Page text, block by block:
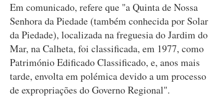
Em comunicado, refere que "a Quinta de Nossa
Senhora da Piedade (também conhecida por Solar
da Piedade), localizada na freguesia do Jardim do
Mar, na Calheta, foi classificada, em 1977, como
Património Edificado Classificado, e, anos mais
tarde, envolta em polémica devido a um processo
de expropriações do Governo Regional".